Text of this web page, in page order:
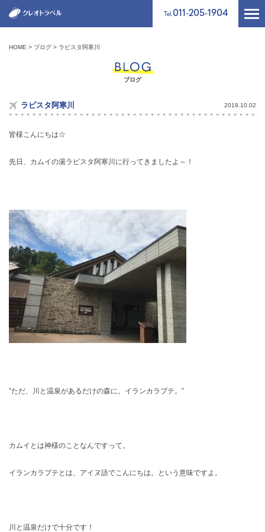
Tel.011-205-1904
HOME ブログ ラビスタ阿寒川
ブログ
ラビスタ阿寒川 2019.10.02
皆様こんにちは☆
先日、カムイの湯ラビスタ阿寒川に行ってきましたよ～！
”ただ、川と温泉があるだけの森に。イランカラプテ。”
カムイとは神様のことなんですって。
イランカラプテとは、アイヌ語でこんにちは。という意味ですよ。
川と温泉だけで十分です！